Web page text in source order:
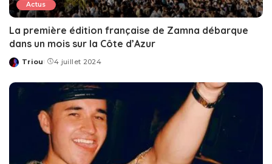
Actus
La première édition française de Zamna débarque
dans un mois sur la Côte d’Azur
Posted
Triou 4 juillet 2024